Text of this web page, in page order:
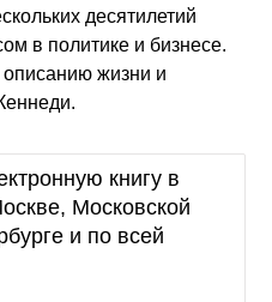
десятилетий
в политике и бизнесе.
жизни и
книгу в
Московской
и по всей